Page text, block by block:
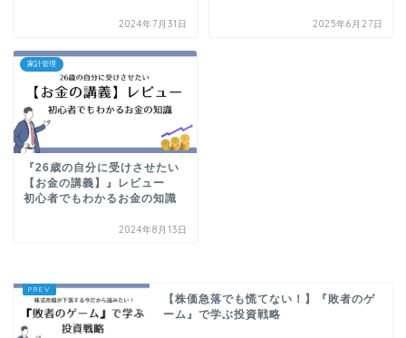
2024年7月31日 2025年6月27日
家計管理
『26歳の自分に受けさせたい
【お金の講義】』レビュー
初心者でもわかるお金の知識
2024年8月13日
【株価急落でも慌てない！】『敗者のゲ
ーム』で学ぶ投資戦略